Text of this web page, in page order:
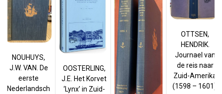
NOUHUYS,
J.W. VAN. De
eerste
Nederlandsch
OOSTERLING,
J.E. Het Korvet
‘Lynx’ in Zuid-
OTTSEN,
HENDRIK.
Journael van
de reis naar
Zuid-Amerika
(1598 – 1601).